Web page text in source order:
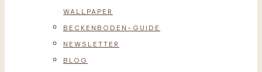
WALLPAPER
BECKENBODEN-GUIDE
NEWSLETTER
BLOG